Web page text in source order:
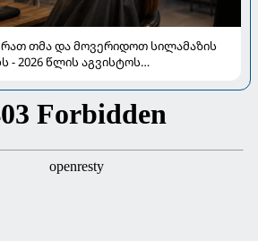
თმა და მოვერიდოთ სილამაზის
- 2026 წლის აგვისტოს